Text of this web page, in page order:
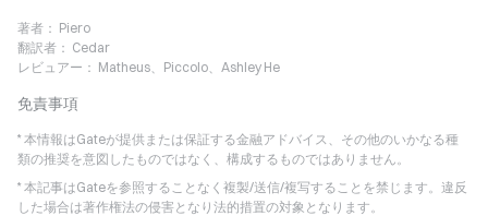
著者： Piero
翻訳者： Cedar
レビュアー： Matheus、Piccolo、Ashley He
免責事項
* 本情報はGateが提供または保証する金融アドバイス、その他のいかなる種
類の推奨を意図したものではなく、構成するものではありません。
* 本記事はGateを参照することなく複製/送信/複写することを禁じます。違反
した場合は著作権法の侵害となり法的措置の対象となります。